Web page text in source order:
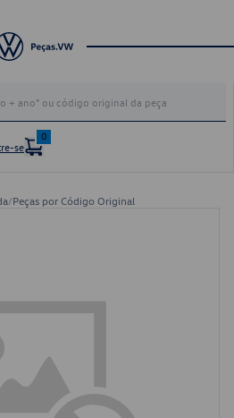
se
0
/Peças por Código Original